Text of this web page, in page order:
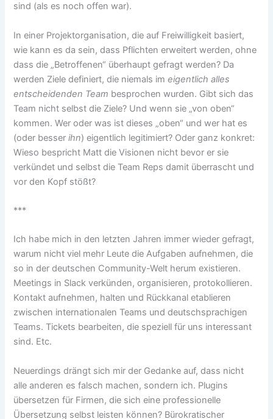
sind (als es noch offen war).
In einer Projektorganisation, die auf Freiwilligkeit basiert,
wie kann es da sein, dass Pflichten erweitert werden, ohne
dass die „Betroffenen“ überhaupt gefragt werden? Da
werden Ziele definiert, die niemals imeigentlich alles
entscheidenden Team besprochen wurden. Gibt sich das
Team nicht selbst die Ziele? Und wenn sie „von oben“
kommen. Wer oder was ist dieses „oben“ und wer hat es
(oder besserihn) eigentlich legitimiert? Oder ganz konkret:
Wieso bespricht Matt die Visionen nicht bevor er sie
verkündet und selbst die Team Reps damit überrascht und
vor den Kopf stößt?
***
Ich habe mich in den letzten Jahren immer wieder gefragt,
warum nicht viel mehr Leute die Aufgaben aufnehmen, die
so in der deutschen Community-Welt herum existieren.
Meetings in Slack verkünden, organisieren, protokollieren.
Kontakt aufnehmen, halten und Rückkanal etablieren
zwischen internationalen Teams und deutschsprachigen
Teams. Tickets bearbeiten, die speziell für uns interessant
sind. Etc.
Neuerdings drängt sich mir der Gedanke auf, dass nicht
alle anderen es falsch machen, sondern ich. Plugins
übersetzen für Firmen, die sich eine professionelle
Übersetzung selbst leisten können? Bürokratischer